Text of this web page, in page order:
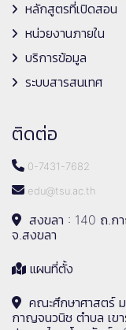
หลักสูตรที่เปิดสอน
หน่วยงานภายใน
บริการข้อมูล
ระบบสารสนเทศ
ติดต่อ
0-7431-7682
edu@tsu.ac.th
สงขลา : 140 ถ.ก
จ.สงขลา
แผนที่ตั้ง
คณะศึกษาศาสตร์
กาญจนวนิช ตำบล เข